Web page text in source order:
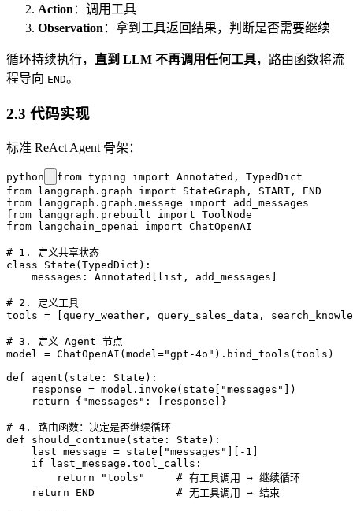
Action ：调用工具
Observation ：拿到工具返回结果，判断是否需要继续
循环持续执行， 直到 LLM 不再调用任何工具，路由函数将流
程导向 END。
2.3 代码实现
标准 ReAct Agent 骨架：
python
from typing import Annotated, TypedDict
from langgraph.graph import StateGraph, START, END
from langgraph.graph.message import add_messages
from langgraph.prebuilt import ToolNode
from langchain_openai import ChatOpenAI
# 1. 定义共享状态
class State(TypedDict):
    messages: Annotated[list, add_messages]
# 2. 定义工具
tools = [query_weather, query_sales_data,
# 3. 定义 Agent 节点
model = ChatOpenAI(model="gpt-4o").bind_tools(tools)
def agent(state: State):
    response = model.invoke(state["messages"])
    return {"messages": [response]}
# 4. 路由函数：决定是否继续循环
def should_continue(state: State):
    last_message = state["messages"][-1]
    if last_message.tool_calls:
        return "tools"     # 有工具调用 → 继续循环
    return END             # 无工具调用 → 结束